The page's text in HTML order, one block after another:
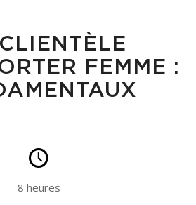
FEMME :
8 heures